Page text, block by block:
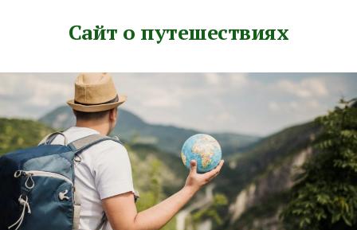
Сайт о путешествиях